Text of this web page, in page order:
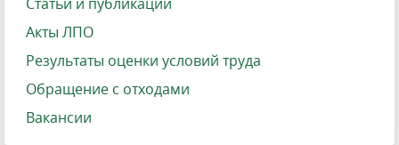
Акты ЛПО
Результаты оценки условий труда
Обращение с отходами
Вакансии